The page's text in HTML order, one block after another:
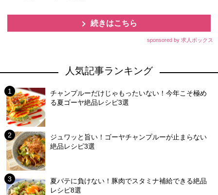
続きはこちら
sponsored by 求人ボックス
人気記事ランキング
チャンプルーだけじゃもったいない！今年こそ極め
る夏ゴーヤ絶品レシピ3選
ジュワッと旨い！ゴーヤチャンプルーが止まらない
絶品レシピ3選
夏バテに負けない！豚肉でスタミナ補給できる絶品
レシピ8選